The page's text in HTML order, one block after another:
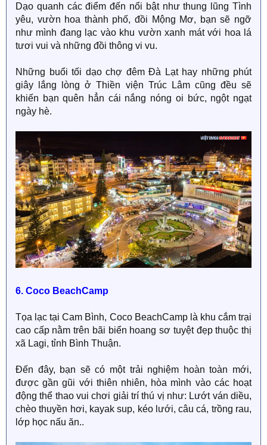
Dạo quanh các điểm đến nổi bật như thung lũng Tình
yêu, vườn hoa thành phố, đồi Mộng Mơ, bạn sẽ ngỡ
như mình đang lạc vào khu vườn xanh mát với hoa lá
tươi vui và những đồi thông vi vu.
Những buổi tối dạo chợ đêm Đà Lạt hay những phút
giây lắng lòng ở Thiền viện Trúc Lâm cũng đều sẽ
khiến bạn quên hẳn cái nắng nóng oi bức, ngột ngạt
ngày hè.
6. Coco BeachCamp
Tọa lạc tại Cam Bình, Coco BeachCamp là khu cắm trại
cao cấp nằm trên bãi biển hoang sơ tuyệt đẹp thuộc thị
xã Lagi, tỉnh Bình Thuận.
Đến đây, bạn sẽ có một trải nghiệm hoàn toàn mới,
được gần gũi với thiên nhiên, hòa mình vào các hoạt
động thể thao vui chơi giải trí thú vị như: Lướt ván diều,
chèo thuyền hơi, kayak sup, kéo lưới, câu cá, trồng rau,
lớp học nấu ăn..